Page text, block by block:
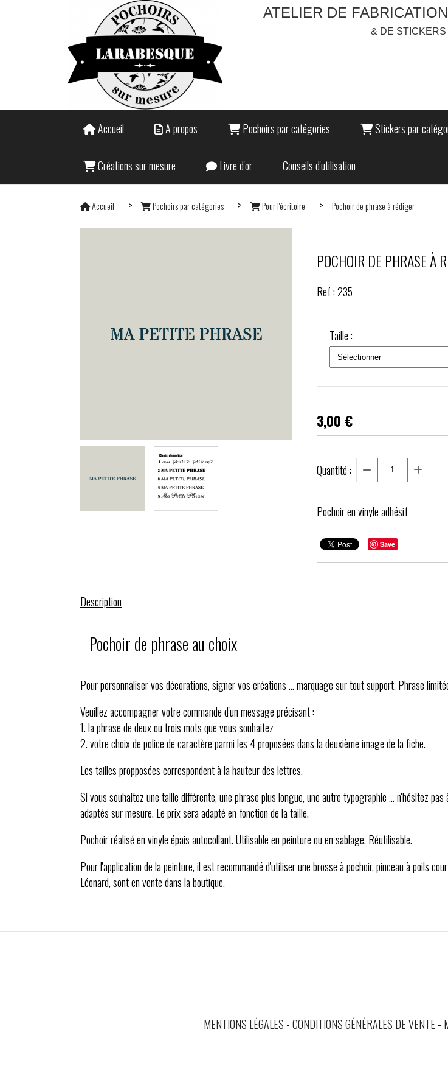
ATELIER DE
& DE STICKERS
Accueil A propos Pochoirs par catégories Stickers par
Créations sur mesure Livre d'or Conseils d'utilisation
Accueil Pochoirs par catégories Pour l'écritoire Pochoir de phrase à rédiger
POCHOIR DE PHRASE À
Ref :235
Taille :
3,00 €
Quantité :
Pochoir en vinyle adhésif
Save
Description
Pochoir de phrase au choix
Pour personnaliser vos décorations, signer vos créations ... marquage sur tout support. Phrase
Veuillez accompagner votre commande d'un message précisant :
1. la phrase de deux ou trois mots que vous souhaitez
2. votre choix de police de caractère parmi les 4 proposées dans la deuxième image de la fiche.
Les tailles propposées correspondent à la hauteur des lettres.
Si vous souhaitez une taille différente, une phrase plus longue, une autre typographie ... n'hésitez
adaptés sur mesure. Le prix sera adapté en fonction de la taille.
Pochoir réalisé en vinyle épais autocollant. Utilisable en peinture ou en sablage. Réutilisable.
Pour l'application de la peinture, il est recommandé d'utiliser une brosse à pochoir, pinceau à poils
Léonard, sont en vente dans la boutique.
MENTIONS LÉGALES CONDITIONS GÉNÉRALES DE VENTE